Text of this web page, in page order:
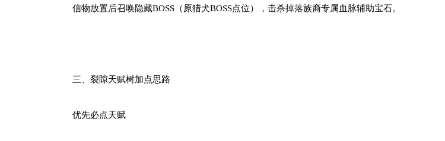
信物放置后召唤隐藏BOSS（原猎犬BOSS点位），击杀掉落族裔专属血脉辅助宝石。
三、裂隙天赋树加点思路
优先必点天赋